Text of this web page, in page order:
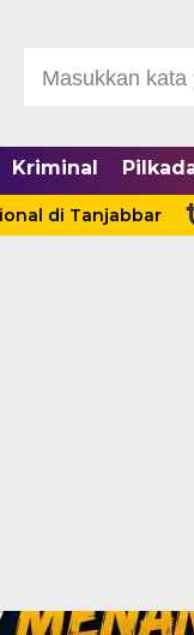
Kriminal
Tanjabbar